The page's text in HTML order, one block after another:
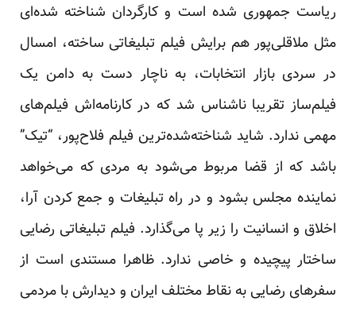
ریاست جمهوری شده است و کارگردان شناخته شده‌ای
مثل ملاقلی‌پور هم برایش فیلم تبلیغاتی ساخته، امسال
در سردی بازار انتخابات، به ناچار دست به دامن یک
فیلم‌ساز تقریبا ناشناس شد که در کارنامه‌اش فیلم‌های
مهمی ندارد. شاید شناخته‌شده‌ترین فیلم فلاح‌پور، “تیک”
باشد که از قضا مربوط می‌شود به مردی که می‌خواهد
نماینده مجلس بشود و در راه تبلیغات و جمع کردن آرا،
اخلاق و انسانیت را زیر پا می‌گذارد. فیلم تبلیغاتی رضایی
ساختار پیچیده و خاصی ندارد. ظاهرا مستندی است از
سفرهای رضایی به نقاط مختلف ایران و دیدارش با مردمی